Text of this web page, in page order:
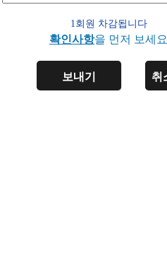
1회원 차감됩니다
확인사항을 먼저 보세요